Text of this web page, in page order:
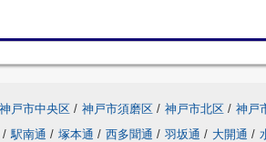
神戸市中央区 / 神戸市須磨区 / 神戸市北区 / 神戸
/ 駅南通 / 塚本通 / 西多聞通 / 羽坂通 / 大開通 /